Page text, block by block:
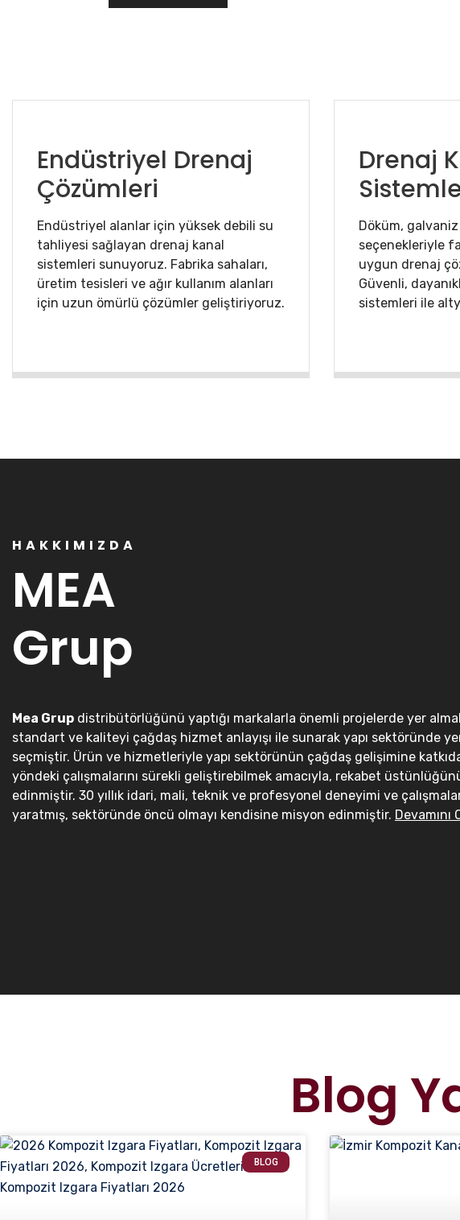
Endüstriyel Drenaj
Çözümleri
Endüstriyel alanlar için yüksek debili su
tahliyesi sağlayan drenaj kanal
sistemleri sunuyoruz. Fabrika sahaları,
üretim tesisleri ve ağır kullanım alanları
için uzun ömürlü çözümler geliştiriyoruz.
Drenaj
Döküm,
seçenekleriyle
uygun drenaj
Güvenli,
sistemleri ile
HAKKIMIZDA
MEA
Grup
Mea Grup distribütörlüğünü yaptığı markalarla önemli projelerde yer
standart ve kaliteyi çağdaş hizmet anlayışı ile sunarak yapı sektöründe
seçmiştir. Ürün ve hizmetleriyle yapı sektörünün çağdaş gelişimine
yöndeki çalışmalarını sürekli geliştirebilmek amacıyla, rekabet üstünlüğünü
edinmiştir. 30 yıllık idari, mali, teknik ve profesyonel deneyimi ve
yaratmış, sektöründe öncü olmayı kendisine misyon edinmiştir. Devamını
Blog
BLOG